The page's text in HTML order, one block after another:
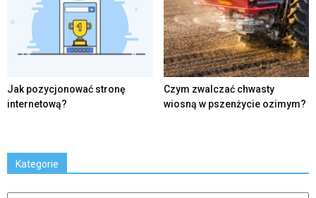
Jak pozycjonować stronę
internetową?
Czym zwalczać chwasty
wiosną w pszenżycie ozimym?
Kategorie
Kategorie